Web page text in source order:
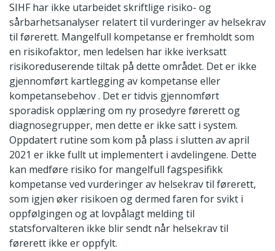
SIHF har ikke utarbeidet skriftlige risiko- og
sårbarhetsanalyser relatert til vurderinger av helsekrav
til førerett. Mangelfull kompetanse er fremholdt som
en risikofaktor, men ledelsen har ikke iverksatt
risikoreduserende tiltak på dette området. Det er ikke
gjennomført kartlegging av kompetanse eller
kompetansebehov . Det er tidvis gjennomført
sporadisk opplæring om ny prosedyre førerett og
diagnosegrupper, men dette er ikke satt i system.
Oppdatert rutine som kom på plass i slutten av april
2021 er ikke fullt ut implementert i avdelingene. Dette
kan medføre risiko for mangelfull fagspesifikk
kompetanse ved vurderinger av helsekrav til førerett,
som igjen øker risikoen og dermed faren for svikt i
oppfølgingen og at lovpålagt melding til
statsforvalteren ikke blir sendt når helsekrav til
førerett ikke er oppfylt.